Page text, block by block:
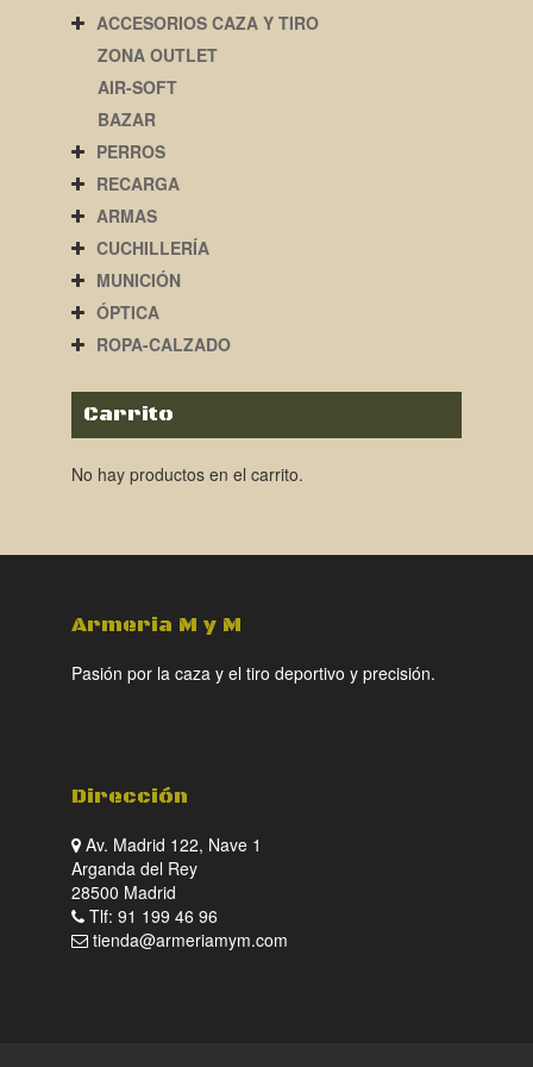
ACCESORIOS CAZA Y TIRO
ZONA OUTLET
AIR-SOFT
BAZAR
PERROS
RECARGA
ARMAS
CUCHILLERÍA
MUNICIÓN
ÓPTICA
ROPA-CALZADO
Carrito
No hay productos en el carrito.
Armeria M y M
Pasión por la caza y el tiro deportivo y precisión.
Dirección
Av. Madrid 122, Nave 1
Arganda del Rey
28500 Madrid
Tlf: 91 199 46 96
tienda@armeriamym.com